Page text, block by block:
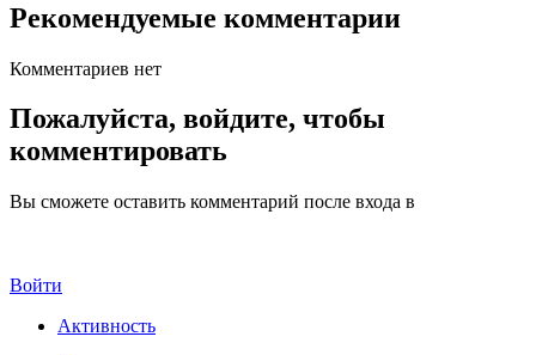
Рекомендуемые комментарии
Комментариев нет
Пожалуйста, войдите, чтобы
комментировать
Вы сможете оставить комментарий после входа в
Войти
Активность